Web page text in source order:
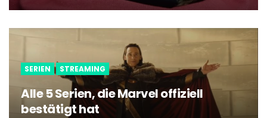
SERIEN STREAMING
Alle 5 Serien, die Marvel offiziell
bestätigt hat